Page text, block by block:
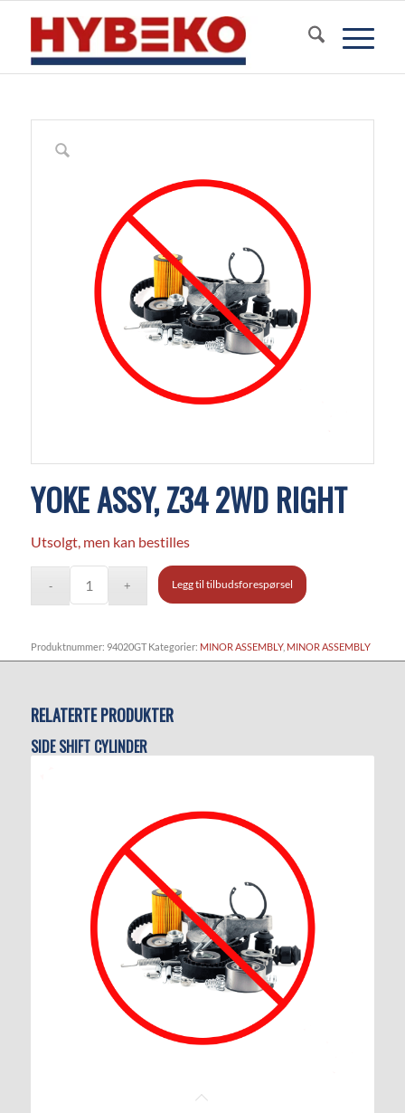
YOKE ASSY, Z34 2WD RIGHT
Utsolgt, men kan bestilles
Legg til tilbudsforespørsel
Produktnummer: 94020GT Kategorier: MINOR ASSEMBLY, MINOR ASSEMBLY
RELATERTE PRODUKTER
SIDE SHIFT CYLINDER